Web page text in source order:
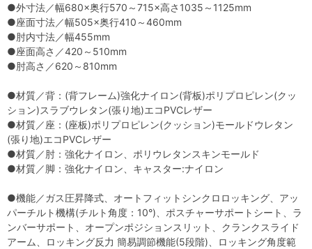
●外寸法／幅680×奥行570～715×高さ1035～1125mm
●座面寸法／幅505×奥行410～460mm
●肘内寸法／幅455mm
●座面高さ／420～510mm
●肘高さ／620～810mm
●材質／背：(背フレーム)強化ナイロン(背板)ポリプロピレン(クッ
ション)スラブウレタン(張り地)エコPVCレザー
●材質／座：(座板)ポリプロピレン(クッション)モールドウレタン
(張り地)エコPVCレザー
●材質／肘：強化ナイロン、ポリウレタンスキンモールド
●材質／脚：強化ナイロン、キャスター:ナイロン
●機能／ガス圧昇降式、オートフィットシンクロロッキング、アッ
パーチルト機構(チルト角度：10°)、ポスチャーサポートシート、ラ
ンバーサポート、オープンポジションスリット、クランクスライド
アーム、ロッキング反力 簡易調節機能(5段階)、ロッキング角度範